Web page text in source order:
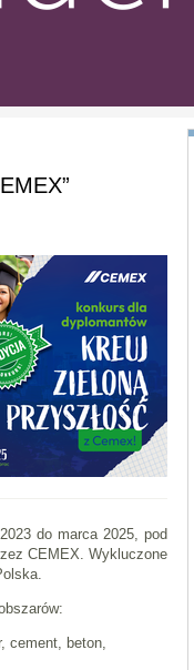
do marca 2025, pod
CEMEX. Wykluczone
cement, beton,